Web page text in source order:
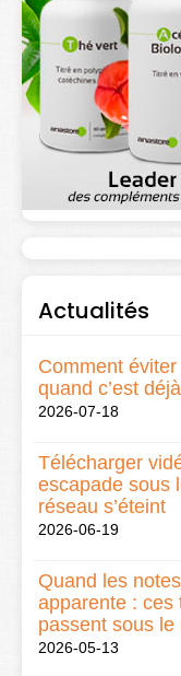
Actualités
Comment
quand c’est
2026-07-18
Télécharger
escapade sous
réseau s’éteint
2026-06-19
Quand les
apparente : ces
passent sous
2026-05-13